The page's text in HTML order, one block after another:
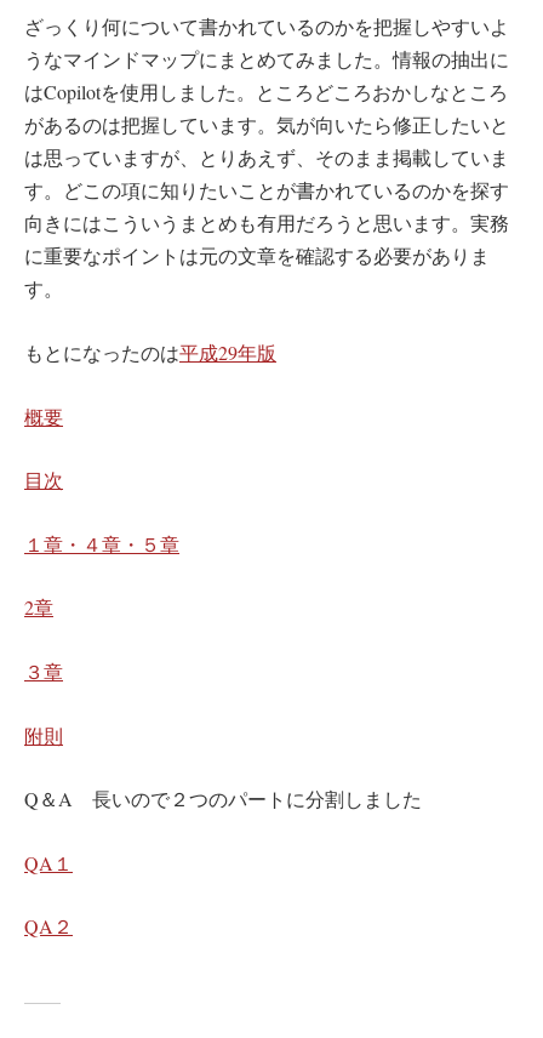
ざっくり何について書かれているのかを把握しやすいよ
うなマインドマップにまとめてみました。情報の抽出に
はCopilotを使用しました。ところどころおかしなところ
があるのは把握しています。気が向いたら修正したいと
は思っていますが、とりあえず、そのまま掲載していま
す。どこの項に知りたいことが書かれているのかを探す
向きにはこういうまとめも有用だろうと思います。実務
に重要なポイントは元の文章を確認する必要がありま
す。
もとになったのは平成29年版
概要
目次
１章・４章・５章
2章
３章
附則
Q＆A 長いので２つのパートに分割しました
QA１
QA２